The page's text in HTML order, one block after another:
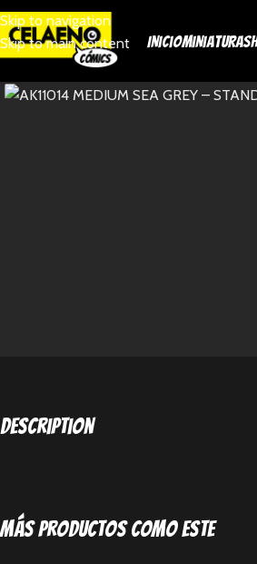
Skip to navigation
Skip to main content
InicioMiniaturas
Description
Más productos como este